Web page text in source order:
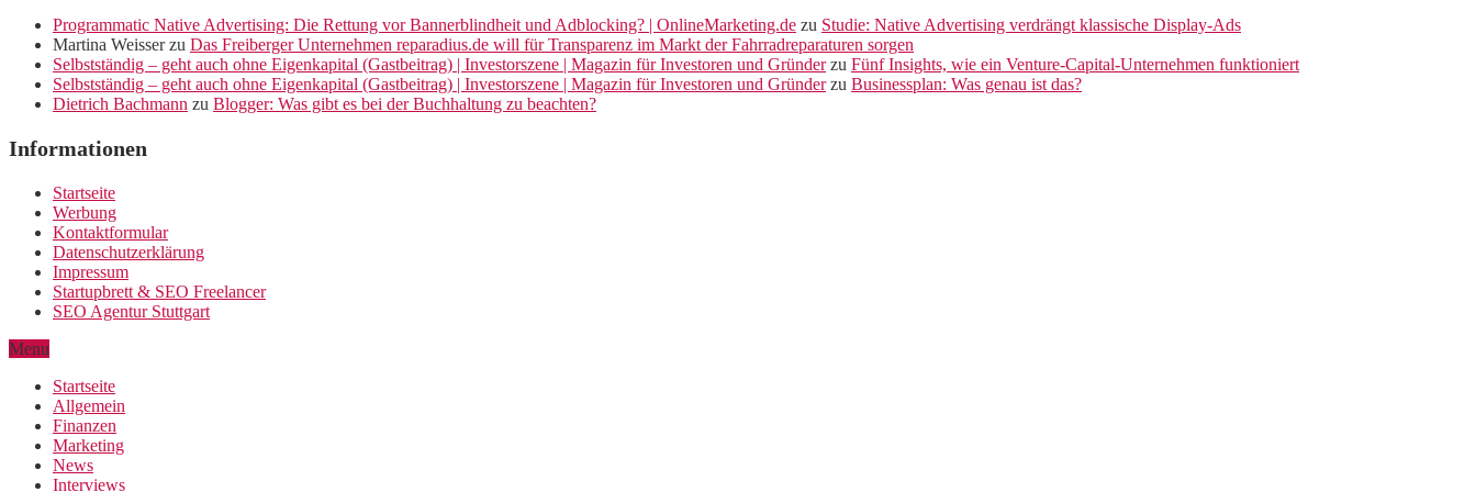
Programmatic Native Advertising: Die Rettung vor Bannerblindheit und Adblocking? | OnlineMarketing.de zu Studie: Native Advertising verdrängt klassische Display-Ads
Martina Weisserzu Das Freiberger Unternehmen reparadius.de will für Transparenz im Markt der Fahrradreparaturen sorgen
Selbstständig – geht auch ohne Eigenkapital (Gastbeitrag) | Investorszene | Magazin für Investoren und Gründerzu Fünf Insights, wie ein Venture-Capital-Unternehmen funktioniert
Selbstständig – geht auch ohne Eigenkapital (Gastbeitrag) | Investorszene | Magazin für Investoren und Gründerzu Businessplan: Was genau ist das?
Dietrich Bachmann zu Blogger: Was gibt es bei der Buchhaltung zu beachten?
Informationen
Startseite
Werbung
Kontaktformular
Datenschutzerklärung
Impressum
Startupbrett & SEO Freelancer
SEO Agentur Stuttgart
Menu
Startseite
Allgemein
Finanzen
Marketing
News
Interviews